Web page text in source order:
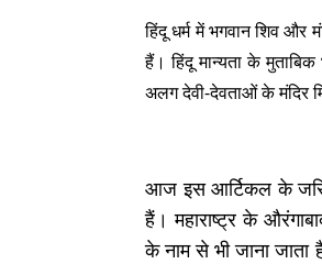
हिंदू धर्म में भगवान शिव और
हैं। हिंदू मान्यता के
अलग देवी-देवताओं के मंदिर
आज इस आर्टिकल के
हैं। महाराष्ट्र के
के नाम से भी जाना